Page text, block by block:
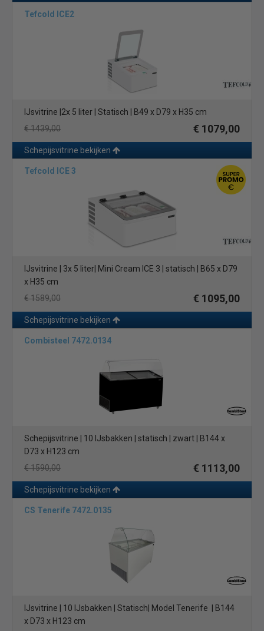
Tefcold ICE2
IJsvitrine |2x 5 liter | Statisch | B49 x D79 x H35 cm
€ 1439,00
€ 1079,00
Schepijsvitrine bekijken
Tefcold ICE 3
IJsvitrine | 3x 5 liter| Mini Cream ICE 3 | statisch | B65 x D79
x H35 cm
€ 1589,00
€ 1095,00
Schepijsvitrine bekijken
Combisteel 7472.0134
Schepijsvitrine | 10 IJsbakken | statisch | zwart | B144 x
D73 x H123 cm
€ 1590,00
€ 1113,00
Schepijsvitrine bekijken
CS Tenerife 7472.0135
IJsvitrine | 10 IJsbakken | Statisch| Model Tenerife | B144
x D73 x H123 cm